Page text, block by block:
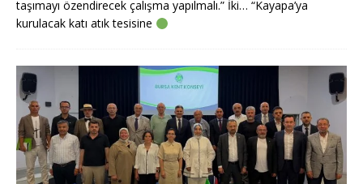
taşımayı özendirecek çalışma yapılmalı.” İki… “Kayapa’ya
kurulacak katı atık tesisine